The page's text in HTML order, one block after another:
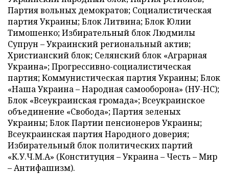
Партия вольных демократов; Социалистическая
партия Украины; Блок Литвина; Блок Юлии
Тимошенко; Избирательный блок Людмилы
Супрун – Украинский региональный актив;
Христианский блок; Селянский блок «Аграрная
Украина»; Прогрессивно-социалистическая
партия; Коммунистическая партия Украины; Блок
«Наша Украина – Народная самооборона» (НУ-НС);
Блок «Всеукраинская громада»; Всеукраинское
объединение «Свобода»; Партия зеленых
Украины; Блок Партии пенсионеров Украины;
Всеукраинская партия Народного доверия;
Избирательный блок политических партий
«К.У.Ч.М.А» (Конституция – Украина – Честь – Мир
– Антифашизм).